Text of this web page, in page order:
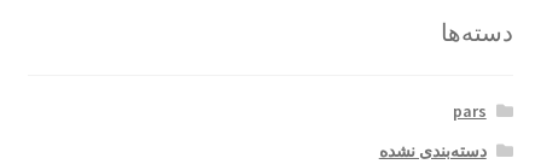
دسته‌ها
pars
دسته‌بندی نشده